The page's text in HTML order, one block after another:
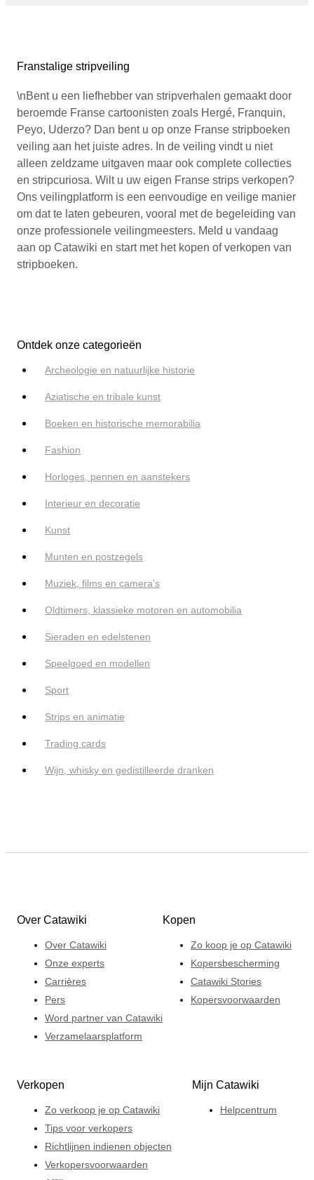
Franstalige stripveiling
\nBent u een liefhebber van stripverhalen gemaakt door
beroemde Franse cartoonisten zoals Hergé, Franquin,
Peyo, Uderzo? Dan bent u op onze Franse stripboeken
veiling aan het juiste adres. In de veiling vindt u niet
alleen zeldzame uitgaven maar ook complete collecties
en stripcuriosa. Wilt u uw eigen Franse strips verkopen?
Ons veilingplatform is een eenvoudige en veilige manier
om dat te laten gebeuren, vooral met de begeleiding van
onze professionele veilingmeesters. Meld u vandaag
aan op Catawiki en start met het kopen of verkopen van
stripboeken.
Ontdek onze categorieën
Archeologie en natuurlijke historie
Aziatische en tribale kunst
Boeken en historische memorabilia
Fashion
Horloges, pennen en aanstekers
Interieur en decoratie
Kunst
Munten en postzegels
Muziek, films en camera's
Oldtimers, klassieke motoren en automobilia
Sieraden en edelstenen
Speelgoed en modellen
Sport
Strips en animatie
Trading cards
Wijn, whisky en gedistilleerde dranken
Over Catawiki
Over Catawiki
Onze experts
Carrières
Pers
Word partner van Catawiki
Verzamelaarsplatform
Kopen
Zo koop je op Catawiki
Kopersbescherming
Catawiki Stories
Kopersvoorwaarden
Verkopen
Zo verkoop je op Catawiki
Tips voor verkopers
Richtlijnen indienen objecten
Verkopersvoorwaarden
Mijn Catawiki
Helpcentrum